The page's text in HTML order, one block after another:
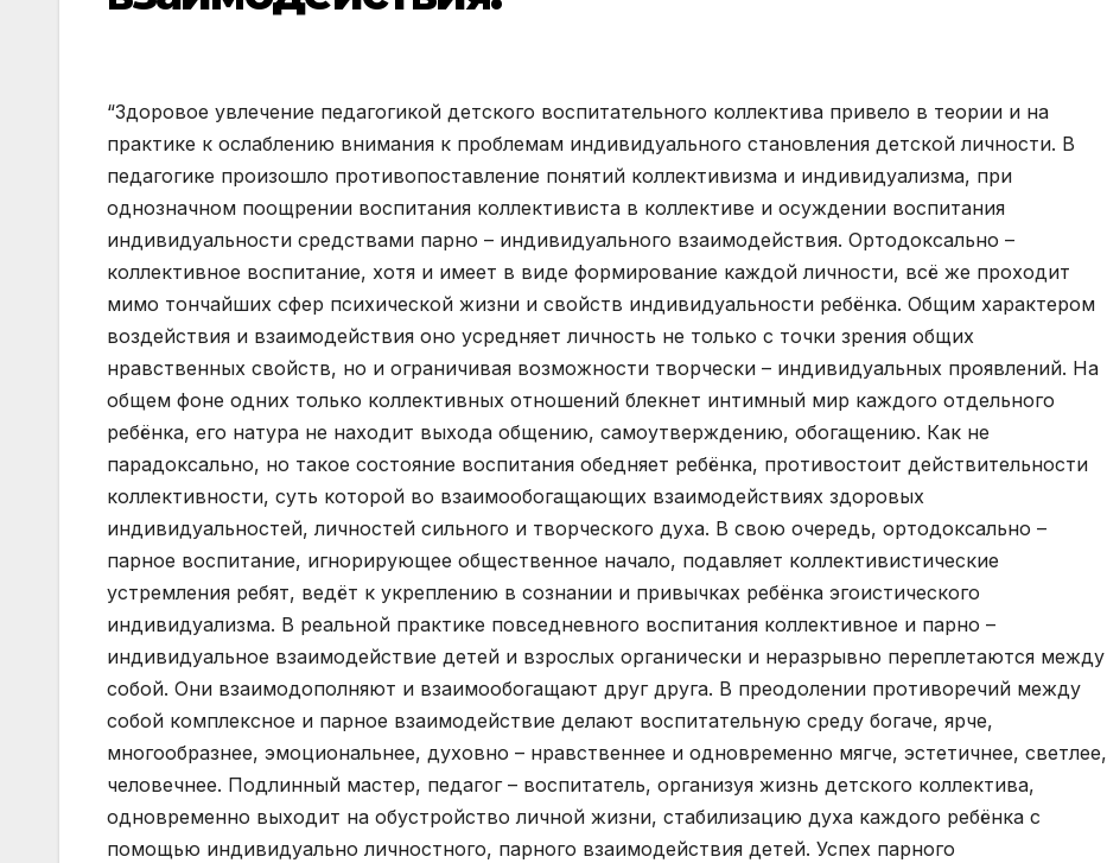
“Здоровое увлечение педагогикой детского воспитательного коллектива привело в теории и на
практике к ослаблению внимания к проблемам индивидуального становления детской личности. В
педагогике произошло противопоставление понятий коллективизма и индивидуализма, при
однозначном поощрении воспитания коллективиста в коллективе и осуждении воспитания
индивидуальности средствами парно – индивидуального взаимодействия. Ортодоксально –
коллективное воспитание, хотя и имеет в виде формирование каждой личности, всё же проходит
мимо тончайших сфер психической жизни и свойств индивидуальности ребёнка. Общим характером
воздействия и взаимодействия оно усредняет личность не только с точки зрения общих
нравственных свойств, но и ограничивая возможности творчески – индивидуальных проявлений. На
общем фоне одних только коллективных отношений блекнет интимный мир каждого отдельного
ребёнка, его натура не находит выхода общению, самоутверждению, обогащению. Как не
парадоксально, но такое состояние воспитания обедняет ребёнка, противостоит действительности
коллективности, суть которой во взаимообогащающих взаимодействиях здоровых
индивидуальностей, личностей сильного и творческого духа. В свою очередь, ортодоксально –
парное воспитание, игнорирующее общественное начало, подавляет коллективистические
устремления ребят, ведёт к укреплению в сознании и привычках ребёнка эгоистического
индивидуализма. В реальной практике повседневного воспитания коллективное и парно –
индивидуальное взаимодействие детей и взрослых органически и неразрывно переплетаются между
собой. Они взаимодополняют и взаимообогащают друг друга. В преодолении противоречий между
собой комплексное и парное взаимодействие делают воспитательную среду богаче, ярче,
многообразнее, эмоциональнее, духовно – нравственнее и одновременно мягче, эстетичнее, светлее,
человечнее. Подлинный мастер, педагог – воспитатель, организуя жизнь детского коллектива,
одновременно выходит на обустройство личной жизни, стабилизацию духа каждого ребёнка с
помощью индивидуально личностного, парного взаимодействия детей. Успех парного